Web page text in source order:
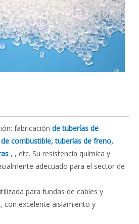
fabricación de tuberías de
combustible, tuberías de freno,
, , etc. Su resistencia química y
adecuado para el sector de
para fundas de cables y
con excelente aislamiento y